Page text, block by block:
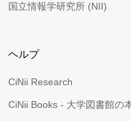
国立情報学研究所 (NII)
ヘルプ
CiNii Research
CiNii Books - 大学図書館の